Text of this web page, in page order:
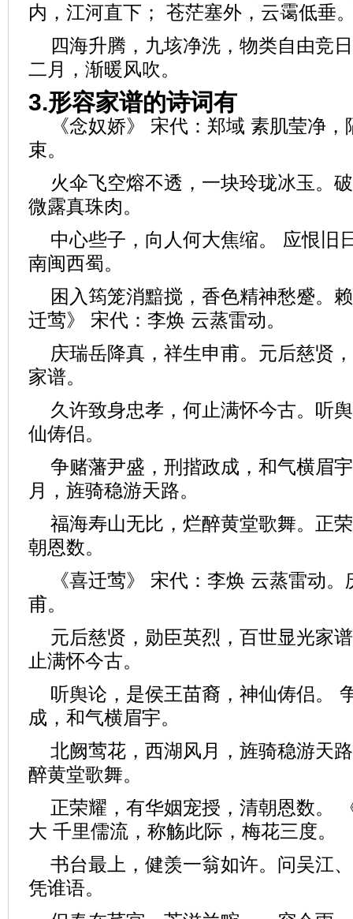
内，江河直下； 苍茫塞外，云霭低垂
四海升腾，九垓净洗，物类自由竞
二月，渐暖风吹。
3.形容家谱的诗词有
《念奴娇》 宋代：郑域 素肌莹净
束。
火伞飞空熔不透，一块玲珑冰玉。
微露真珠肉。
中心些子，向人何大焦缩。 应恨旧
南闽西蜀。
困入筠笼消黯搅，香色精神愁蹙。
迁莺》 宋代：李焕 云蒸雷动。
庆瑞岳降真，祥生申甫。元后慈贤
家谱。
久许致身忠孝，何止满怀今古。听
仙俦侣。
争赌藩尹盛，刑揩政成，和气横眉
月，旌骑稳游天路。
福海寿山无比，烂醉黄堂歌舞。正
朝恩数。
《喜迁莺》 宋代：李焕 云蒸雷动
甫。
元后慈贤，勋臣英烈，百世显光家
止满怀今古。
听舆论，是侯王苗裔，神仙俦侣。
成，和气横眉宇。
北阙莺花，西湖风月，旌骑稳游天
醉黄堂歌舞。
正荣耀，有华姻宠授，清朝恩数。
大 千里儒流，称觞此际，梅花三度。
书台最上，健羡一翁如许。问吴江
凭谁语。